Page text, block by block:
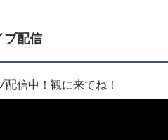
ブ配信
信中！観に来てね！